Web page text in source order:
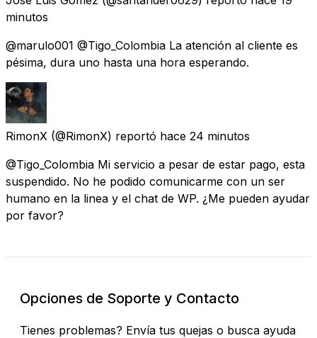
minutos
@marulo001 @Tigo_Colombia La atención al cliente es
pésima, dura uno hasta una hora esperando.
RimonX (@RimonX) reportó hace 24 minutos
@Tigo_Colombia Mi servicio a pesar de estar pago, esta
suspendido. No he podido comunicarme con un ser
humano en la linea y el chat de WP. ¿Me pueden ayudar
por favor?
Opciones de Soporte y Contacto
Tienes problemas? Envía tus quejas o busca ayuda